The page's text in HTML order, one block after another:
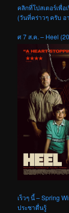
คลิกที่โปสเตอร์เพื่อ
(วันที่คร่าวๆ ครับ อ
ศ 7 ส.ค. – Heel
เร็วๆ นี้ – Spring
ประชาตื่นรู้